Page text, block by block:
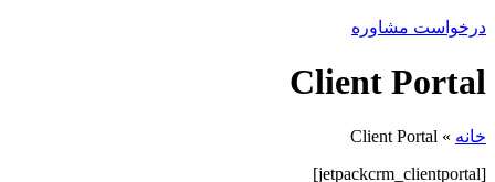
درخواست مشاوره
Client Portal
خانه »
Client Portal
[jetpackcrm_clientportal]